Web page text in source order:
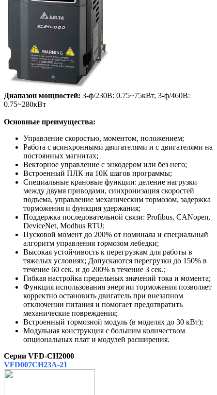
Диапазон мощностей: 3-ф/230В: 0.75~75кВт, 3-ф/460В:
0.75~280кВт
Основные преимущества:
Управление скоростью, моментом, положением;
Работа с асинхронными двигателями и с двигателями на
постоянных магнитах;
Векторное управление с энкодером или без него;
Встроенный ПЛК на 10К шагов программы;
Специальные крановые функции: деление нагрузки
между двумя приводами, синхронизация скоростей
подъема, управление механическим тормозом, задержка
торможения и функция удержания;
Поддержка последовательной связи: Profibus, CANopen,
DeviceNet, Modbus RTU;
Пусковой момент до 200% от номинала и специальный
алгоритм управления тормозом лебедки;
Высокая устойчивость к перегрузкам для работы в
тяжелых условиях; Допускаются перегрузки до 150% в
течение 60 сек. и до 200% в течение 3 сек.;
Гибкая настройка предельных значений тока и момента;
Функция использования энергии торможения позволяет
корректно остановить двигатель при внезапном
отключении питания и помогает предотвратить
механические повреждения;
Встроенный тормозной модуль (в моделях до 30 кВт);
Модульная конструкция с большим количеством
опциональных плат и модулей расширения.
Серии VFD-CH2000
VFD007CH23A-21